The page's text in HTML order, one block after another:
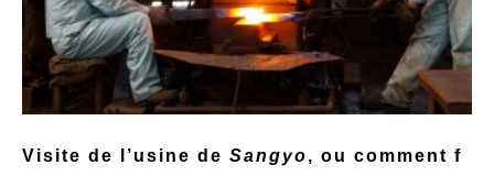
Visite de l’usine de Sangyo, ou comment f